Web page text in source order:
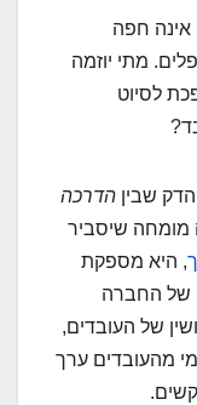
אינה חפה
מתי יוזמה
לסיוט
שבין הדרכה
שיסביר
, היא מספקת
של החברה
של העובדים,
מהעובדים ערך